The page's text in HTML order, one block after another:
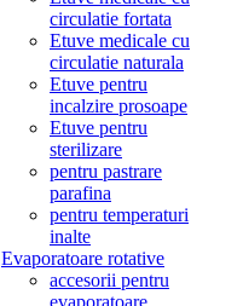
circulatie fortata
Etuve medicale cu
circulatie naturala
Etuve pentru
incalzire prosoape
Etuve pentru
sterilizare
pentru pastrare
parafina
pentru temperaturi
inalte
Evaporatoare rotative
accesorii pentru
evaporatoare